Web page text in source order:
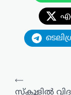
⟵
സ്കൂളിൽ